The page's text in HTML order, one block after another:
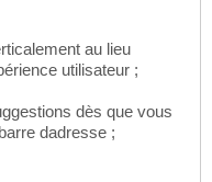
au lieu
utilisateur ;
dès que vous
dadresse ;